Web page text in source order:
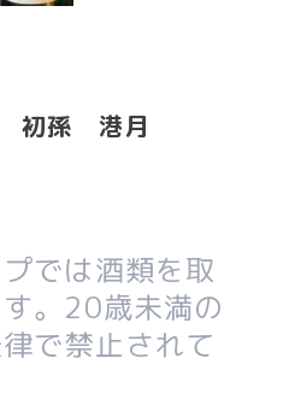
初孫 港月
では酒類を取
。20歳未満の
で禁止されて